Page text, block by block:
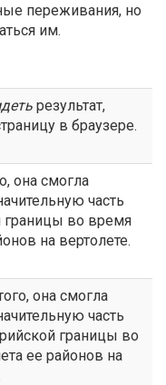
переживания, но
им.
результат,
в браузере.
она смогла
часть
границы во время
на вертолете.
она смогла
часть
границы во
ее районов на